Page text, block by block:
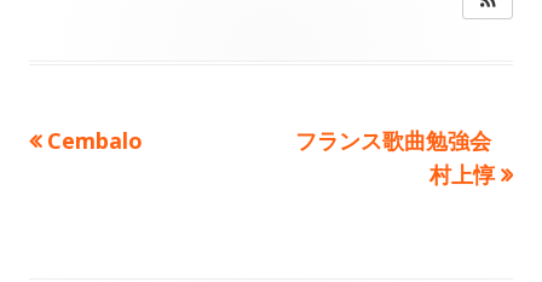
投前
Cembalo
次
フランス歌曲勉強会
村上惇